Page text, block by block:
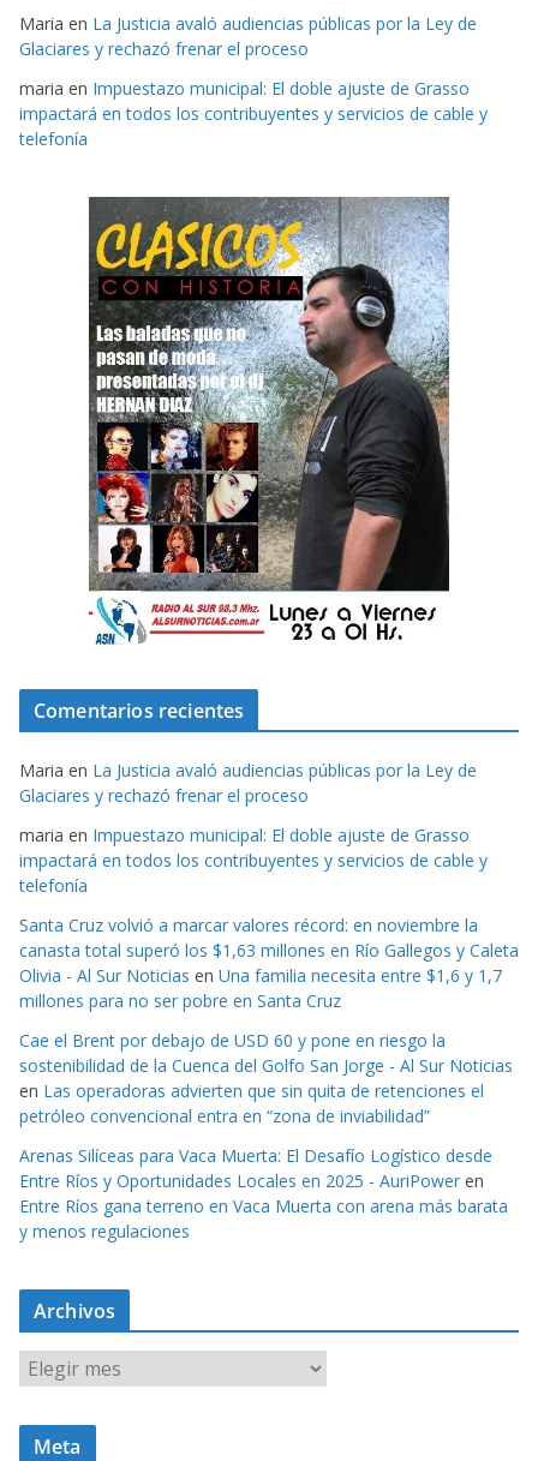
Maria en La Justicia avaló audiencias públicas por la Ley de
Glaciares y rechazó frenar el proceso
maria en Impuestazo municipal: El doble ajuste de Grasso
impactará en todos los contribuyentes y servicios de cable y
telefonía
Comentarios recientes
Maria en La Justicia avaló audiencias públicas por la Ley de
Glaciares y rechazó frenar el proceso
maria en Impuestazo municipal: El doble ajuste de Grasso
impactará en todos los contribuyentes y servicios de cable y
telefonía
Santa Cruz volvió a marcar valores récord: en noviembre la
canasta total superó los $1,63 millones en Río Gallegos y Caleta
Olivia - Al Sur Noticias en Una familia necesita entre $1,6 y 1,7
millones para no ser pobre en Santa Cruz
Cae el Brent por debajo de USD 60 y pone en riesgo la
sostenibilidad de la Cuenca del Golfo San Jorge - Al Sur Noticias
en Las operadoras advierten que sin quita de retenciones el
petróleo convencional entra en “zona de inviabilidad”
Arenas Silíceas para Vaca Muerta: El Desafío Logístico desde
Entre Ríos y Oportunidades Locales en 2025 - AuriPower en
Entre Ríos gana terreno en Vaca Muerta con arena más barata
y menos regulaciones
Archivos
r
c
Meta